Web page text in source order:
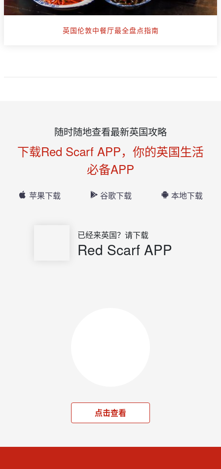
英国伦敦中餐厅最全盘点指南
随时随地查看最新英国攻略
下载Red Scarf APP，你的英国生活
必备APP
苹果下载 谷歌下载 本地下载
已经来英国？请下载
Red Scarf APP
点击查看